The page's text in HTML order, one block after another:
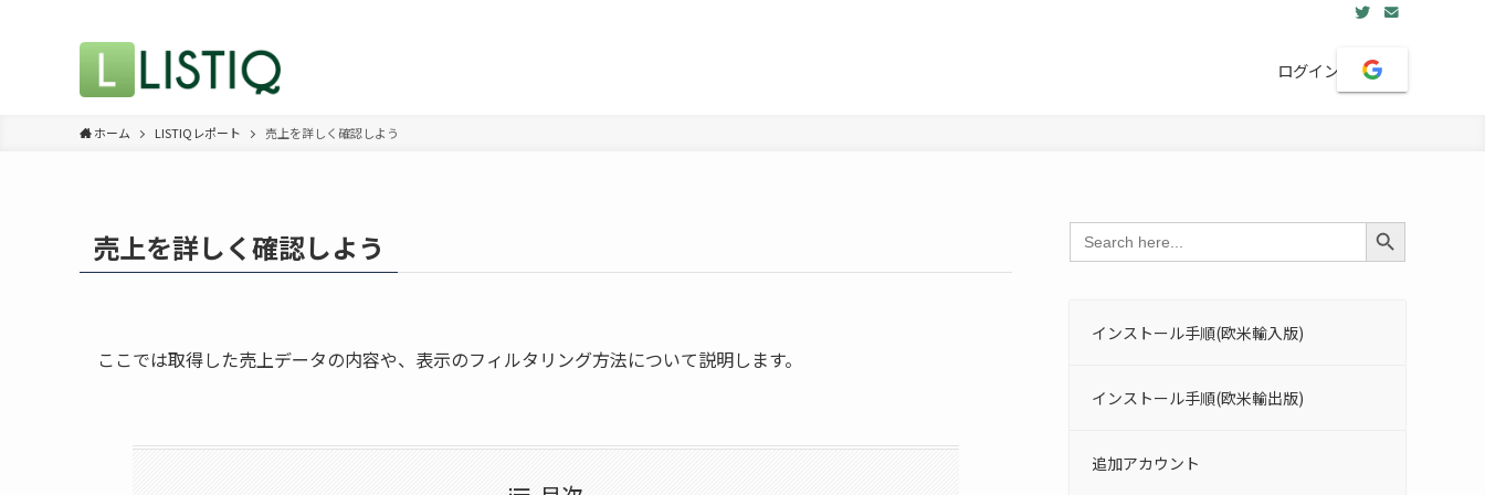
ログイン
ホーム LISTIQレポート 売上を詳しく確認しよう
売上を詳しく確認しよう
ここでは取得した売上データの内容や、表示のフィルタリング方法について説明します。
Search
for:
Search Button
インストール手順(欧米輸入版)
インストール手順(欧米輸出版)
追加アカウント